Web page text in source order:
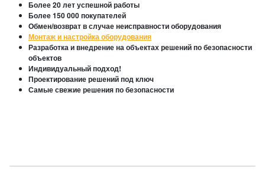
Более 20 лет успешной работы
Более 150 000 покупателей
Обмен/возврат в случае неисправности оборудования
Монтаж и настройка оборудования
Разработка и внедрение на объектах решений по безопасности
объектов
Индивидуальный подход!
Проектирование решений под ключ
Самые свежие решения по безопасности